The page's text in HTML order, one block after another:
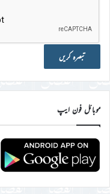
موبائل فون ایپ